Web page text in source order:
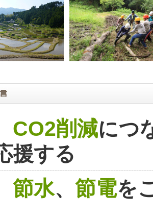
CO2削減につ
援する
節水、 節電を